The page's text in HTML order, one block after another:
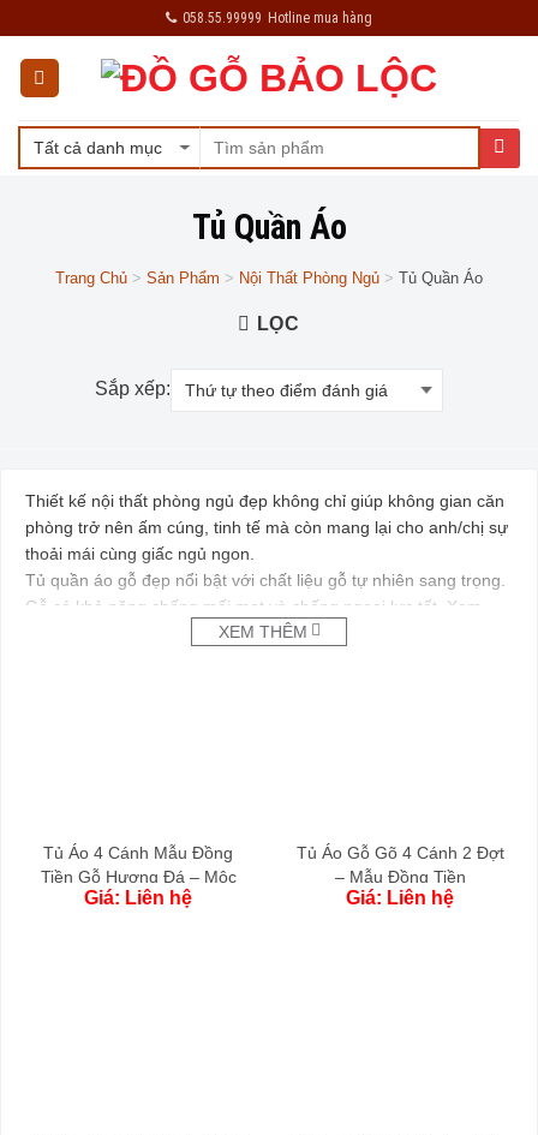
content
058.55.99999 Hotline mua hàng
Tủ Quần Áo
Trang Chủ > Sản Phẩm > Nội Thất Phòng Ngủ > Tủ Quần Áo
LỌC
Sắp xếp:
Thiết kế nội thất phòng ngủ đẹp không chỉ giúp không gian căn
phòng trở nên ấm cúng, tinh tế mà còn mang lại cho anh/chị sự
thoải mái cùng giấc ngủ ngon.
Tủ quần áo gỗ đẹp nổi bật với chất liệu gỗ tự nhiên sang trọng.
Gỗ có khả năng chống mối mọt và chống ngoại lực tốt. Xem
XEM THÊM
Tủ Áo 4 Cánh Mẫu Đồng
Tiền Gỗ Hương Đá – Mộc
Giá: Liên hệ
Tủ Áo Gỗ Gõ 4 Cánh 2 Đợt
– Mẫu Đồng Tiền
Giá: Liên hệ